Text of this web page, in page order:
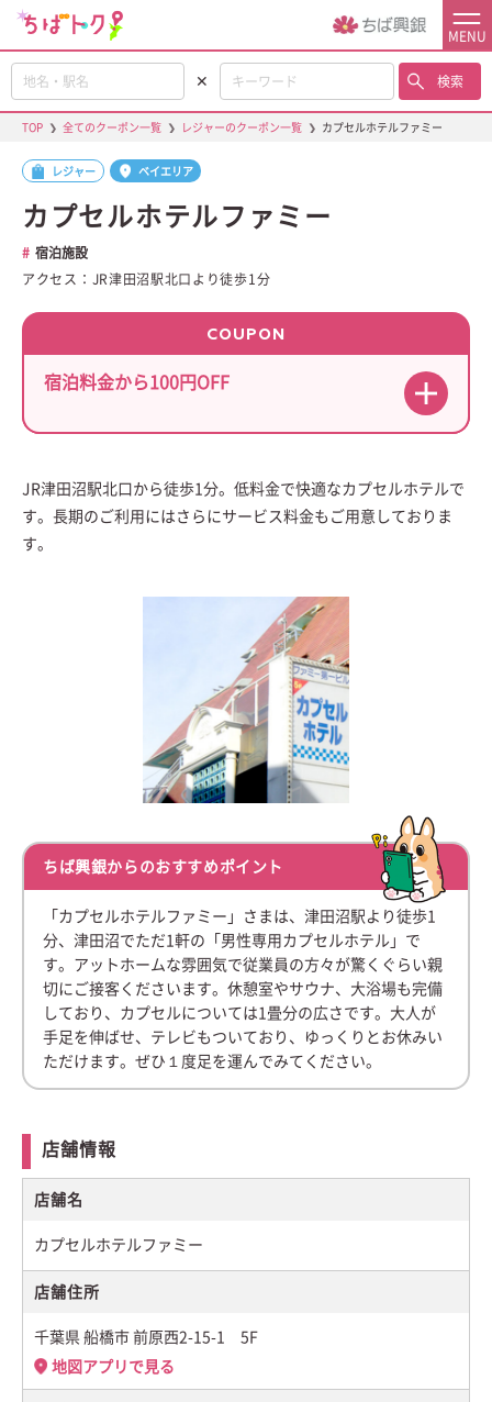
MENU
✕ 検索
TOP ❯ 全てのクーポン一覧 ❯ レジャーのクーポン一覧 ❯ カプセルホテルファミー
レジャー ベイエリア
カプセルホテルファミー
宿泊施設
アクセス：JR津田沼駅北口より徒歩1分
COUPON
宿泊料金から100円OFF
JR津田沼駅北口から徒歩1分。低料金で快適なカプセルホテルで
す。長期のご利用にはさらにサービス料金もご用意しておりま
す。
ちば興銀からのおすすめポイント
「カプセルホテルファミー」さまは、津田沼駅より徒歩1
分、津田沼でただ1軒の「男性専用カプセルホテル」で
す。アットホームな雰囲気で従業員の方々が驚くぐらい親
切にご接客くださいます。休憩室やサウナ、大浴場も完備
しており、カプセルについては1畳分の広さです。大人が
手足を伸ばせ、テレビもついており、ゆっくりとお休みい
ただけます。ぜひ１度足を運んでみてください。
店舗情報
店舗名
カプセルホテルファミー
店舗住所
千葉県 船橋市 前原西2-15-1 5F
地図アプリで見る